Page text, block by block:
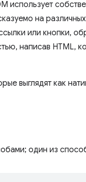
использует
на
или кнопки,
написав HTML,
выглядят как
один из